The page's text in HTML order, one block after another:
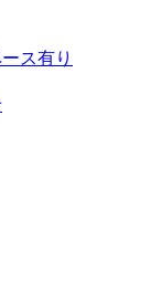
ス有り